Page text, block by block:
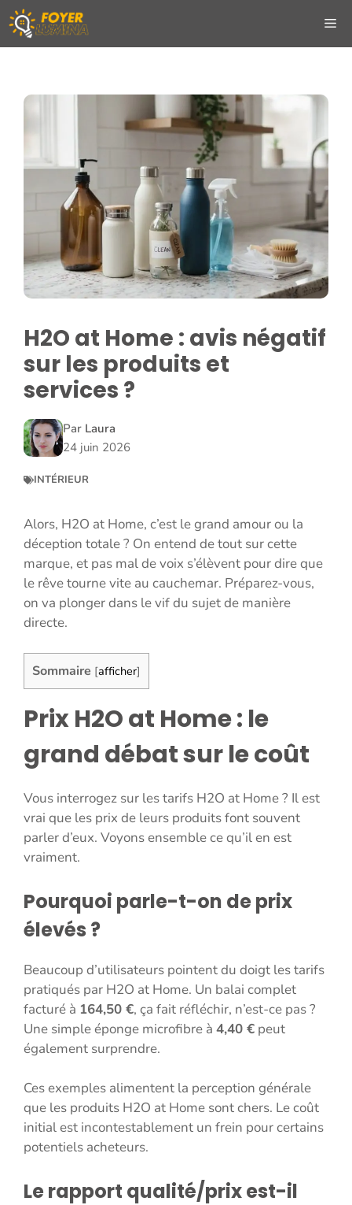
Aller
au
contenu
H2O at Home : avis négatif
sur les produits et
services ?
Par Laura
24 juin 2026
INTÉRIEUR
Alors, H2O at Home, c’est le grand amour ou la
déception totale ? On entend de tout sur cette
marque, et pas mal de voix s’élèvent pour dire que
le rêve tourne vite au cauchemar. Préparez-vous,
on va plonger dans le vif du sujet de manière
directe.
Sommaire [afficher]
Prix H2O at Home : le
grand débat sur le coût
Vous interrogez sur les tarifs H2O at Home ? Il est
vrai que les prix de leurs produits font souvent
parler d’eux. Voyons ensemble ce qu’il en est
vraiment.
Pourquoi parle-t-on de prix
élevés ?
Beaucoup d’utilisateurs pointent du doigt les tarifs
pratiqués par H2O at Home. Un balai complet
facturé à 164,50 €, ça fait réfléchir, n’est-ce pas ?
Une simple éponge microfibre à 4,40 € peut
également surprendre.
Ces exemples alimentent la perception générale
que les produits H2O at Home sont chers. Le coût
initial est incontestablement un frein pour certains
potentiels acheteurs.
Le rapport qualité/prix est-il